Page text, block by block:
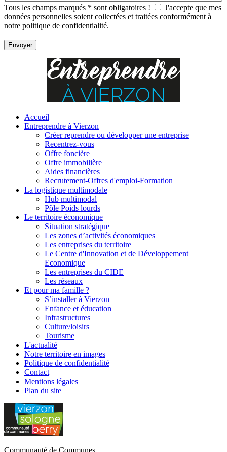
Tous les champs marqués * sont obligatoires !
J'accepte que mes
données personnelles soient collectées et traitées conformément à
notre politique de confidentialité.
Accueil
Entreprendre à Vierzon
Créer reprendre ou développer une entreprise
Recentrez-vous
Offre foncière
Offre immobilière
Aides financières
Recrutement-Offres d'emploi-Formation
La logistique multimodale
Hub multimodal
Pôle Poids lourds
Le territoire économique
Situation stratégique
Les zones d’activités économiques
Les entreprises du territoire
Le Centre d'Innovation et de Développement
Economique
Les entreprises du CIDE
Les réseaux
Et pour ma famille ?
S’installer à Vierzon
Enfance et éducation
Infrastructures
Culture/loisirs
Tourisme
L'actualité
Notre territoire en images
Politique de confidentialité
Contact
Mentions légales
Plan du site
Communauté de Communes